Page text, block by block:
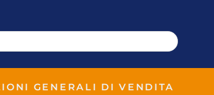
GENERALI DI VENDITA